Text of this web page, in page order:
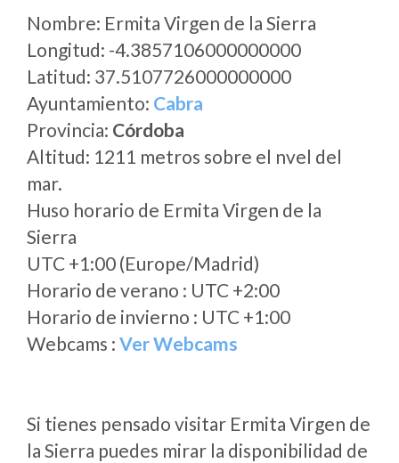
Nombre: Ermita Virgen de la Sierra
Longitud: -4.3857106000000000
Latitud: 37.5107726000000000
Ayuntamiento: Cabra
Provincia: Córdoba
Altitud: 1211 metros sobre el nvel del
mar.
Huso horario de Ermita Virgen de la
Sierra
UTC +1:00 (Europe/Madrid)
Horario de verano : UTC +2:00
Horario de invierno : UTC +1:00
Webcams : Ver Webcams
Si tienes pensado visitar Ermita Virgen de
la Sierra puedes mirar la disponibilidad de